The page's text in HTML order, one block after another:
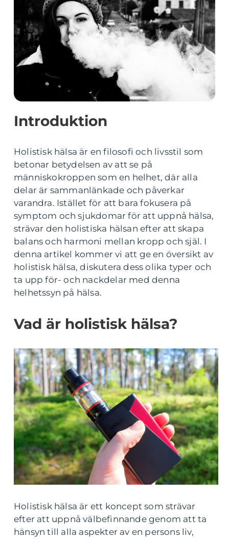
Introduktion
Holistisk hälsa är en filosofi och livsstil som
betonar betydelsen av att se på
människokroppen som en helhet, där alla
delar är sammanlänkade och påverkar
varandra. Istället för att bara fokusera på
symptom och sjukdomar för att uppnå hälsa,
strävar den holistiska hälsan efter att skapa
balans och harmoni mellan kropp och själ. I
denna artikel kommer vi att ge en översikt av
holistisk hälsa, diskutera dess olika typer och
ta upp för- och nackdelar med denna
helhetssyn på hälsa.
Vad är holistisk hälsa?
Holistisk hälsa är ett koncept som strävar
efter att uppnå välbefinnande genom att ta
hänsyn till alla aspekter av en persons liv,